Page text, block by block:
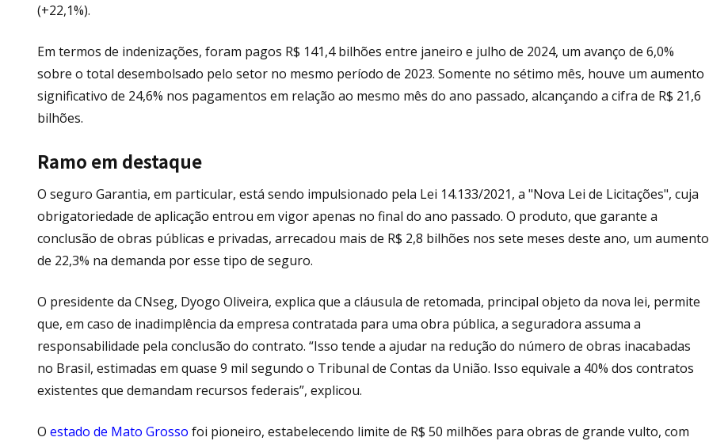
(+22,1%).
Em termos de indenizações, foram pagos R$ 141,4 bilhões entre janeiro e julho de 2024, um avanço de 6,0%
sobre o total desembolsado pelo setor no mesmo período de 2023. Somente no sétimo mês, houve um aumento
significativo de 24,6% nos pagamentos em relação ao mesmo mês do ano passado, alcançando a cifra de R$ 21,6
bilhões.
Ramo em destaque
O seguro Garantia, em particular, está sendo impulsionado pela Lei 14.133/2021, a "Nova Lei de Licitações", cuja
obrigatoriedade de aplicação entrou em vigor apenas no final do ano passado. O produto, que garante a
conclusão de obras públicas e privadas, arrecadou mais de R$ 2,8 bilhões nos sete meses deste ano, um aumento
de 22,3% na demanda por esse tipo de seguro.
O presidente da CNseg, Dyogo Oliveira, explica que a cláusula de retomada, principal objeto da nova lei, permite
que, em caso de inadimplência da empresa contratada para uma obra pública, a seguradora assuma a
responsabilidade pela conclusão do contrato. “Isso tende a ajudar na redução do número de obras inacabadas
no Brasil, estimadas em quase 9 mil segundo o Tribunal de Contas da União. Isso equivale a 40% dos contratos
existentes que demandam recursos federais”, explicou.
O estado de Mato Grosso foi pioneiro, estabelecendo limite de R$ 50 milhões para obras de grande vulto, com